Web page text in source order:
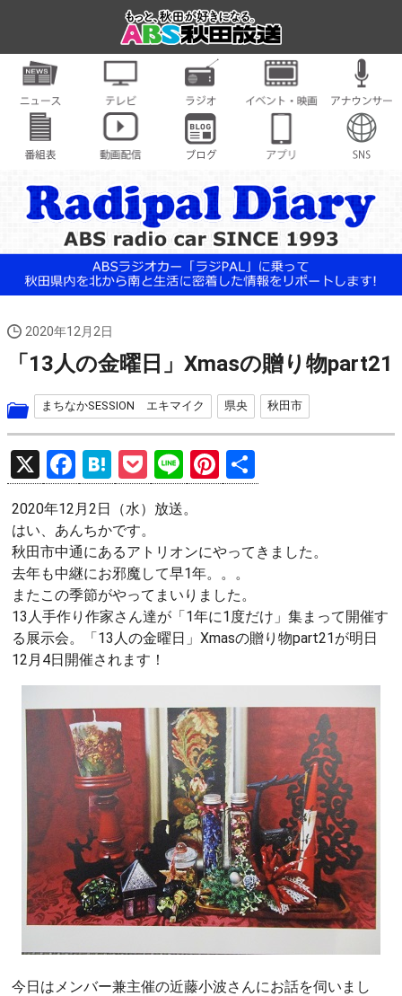
2020年12月2日
「13人の金曜日」Xmasの贈り物part21
まちなかSESSION エキマイク 県央 秋田市
X
F
a
ce
b
o
o
H
at
e
n
a
P
o
ck
et
Li
n
e
Pi
nt
es
t
有
2020年12月2日（水）放送。
はい、あんちかです。
秋田市中通にあるアトリオンにやってきました。
去年も中継にお邪魔して早1年。。。
またこの季節がやってまいりました。
13人手作り作家さん達が「1年に1度だけ」集まって開催す
る展示会。「13人の金曜日」Xmasの贈り物part21が明日
12月4日開催されます！
今日はメンバー兼主催の近藤小波さんにお話を伺いまし